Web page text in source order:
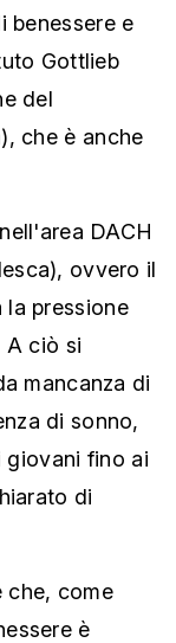
benessere e
Gottlieb
del
che è anche
DACH
ovvero il
la pressione
A ciò si
mancanza di
di sonno,
giovani fino ai
di
che, come
è